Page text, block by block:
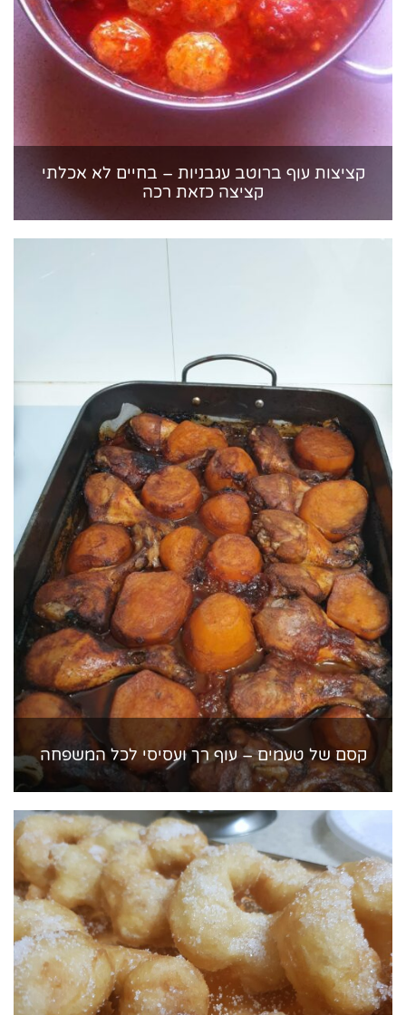
קציצות עוף ברוטב עגבניות – בחיים לא אכלתי
קציצה כזאת רכה
קסם של טעמים – עוף רך ועסיסי לכל המשפחה